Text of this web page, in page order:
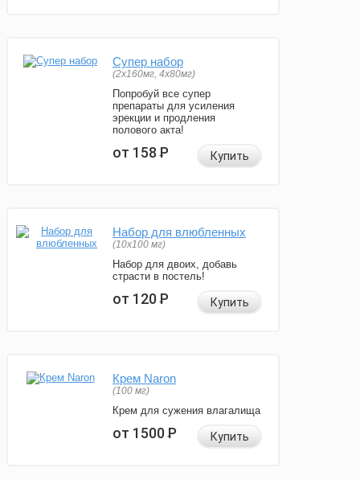
Супер набор
(2х160мг, 4х80мг)
Попробуй все супер
препараты для усиления
эрекции и продления
полового акта!
от 158Р Купить
Набор для влюбленных
(10х100 мг)
Набор для двоих, добавь
страсти в постель!
от 120Р Купить
Крем Naron
(100 мг)
Крем для сужения влагалища
от 1500Р Купить